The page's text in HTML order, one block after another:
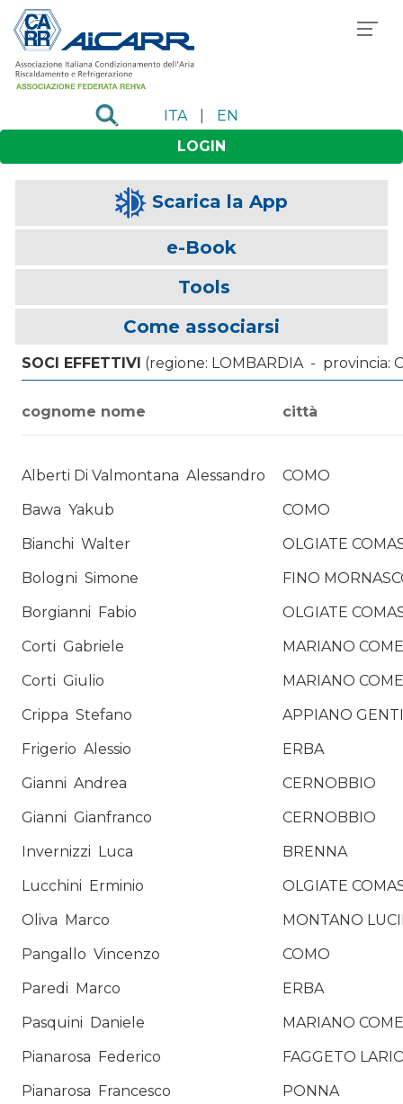
ITA
EN
LOGIN
Scarica la App
e-Book
Tools
Come associarsi
SOCI EFFETTIVI (regione: LOMBARDIA - provincia:
cognome nome città
Alberti Di Valmontana Alessandro
COMO
Bawa Yakub
COMO
Bianchi Walter
OLGIATE
Bologni Simone
FINO
Borgianni Fabio
OLGIATE
Corti Gabriele
MARIANO
Corti Giulio
MARIANO
Crippa Stefano
APPIANO
Frigerio Alessio
ERBA
Gianni Andrea
CERNOBBIO
Gianni Gianfranco
CERNOBBIO
Invernizzi Luca
BRENNA
Lucchini Erminio
OLGIATE
Oliva Marco
MONTANO
Pangallo Vincenzo
COMO
Paredi Marco
ERBA
Pasquini Daniele
MARIANO
Pianarosa Federico
FAGGETO
Pianarosa Francesco
PONNA